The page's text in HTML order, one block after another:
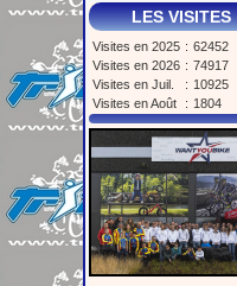
LES VISITES
Visites en 2025 : 62452
Visites en 2026 : 74917
Visites en Juil.
: 10925
Visites en Août
: 1804